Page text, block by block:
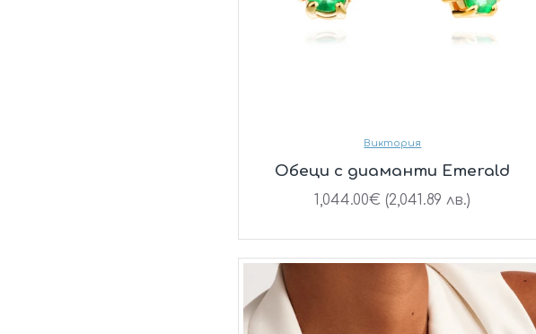
Виктория
Oбеци с диаманти Emerald
1,044.00€ (2,041.89 лв.)